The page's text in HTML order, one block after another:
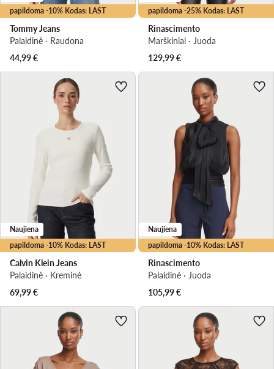
papildoma -10% Kodas: LAST
Tommy Jeans
Palaidinė · Raudona
44,99€
papildoma -25% Kodas: LAST
Rinascimento
Marškiniai · Juoda
129,99€
papildoma -10% Kodas: LAST
Naujiena
Calvin Klein Jeans
Palaidinė · Kreminė
69,99€
papildoma -10% Kodas: LAST
Naujiena
Rinascimento
Palaidinė · Juoda
105,99€